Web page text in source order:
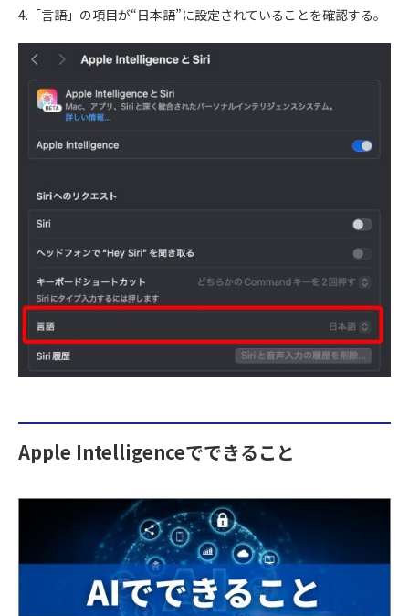
4.「言語」の項目が“日本語”に設定されていることを確認する。
Apple Intelligenceでできること